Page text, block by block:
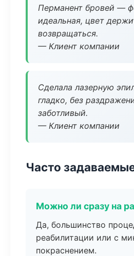
Перманент бровей —
идеальная, цвет
возвращаться.
— Клиент компании
Сделала лазерную
гладко, без
заботливый.
— Клиент компании
Часто
Можно ли сразу на
Да, большинство
реабилитации или с
покраснением.